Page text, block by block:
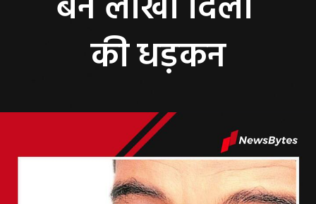
की धड़कन